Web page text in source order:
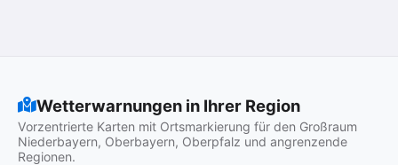
Wetterwarnungen in Ihrer Region
Vorzentrierte Karten mit Ortsmarkierung für den Großraum
Niederbayern, Oberbayern, Oberpfalz und angrenzende
Regionen.